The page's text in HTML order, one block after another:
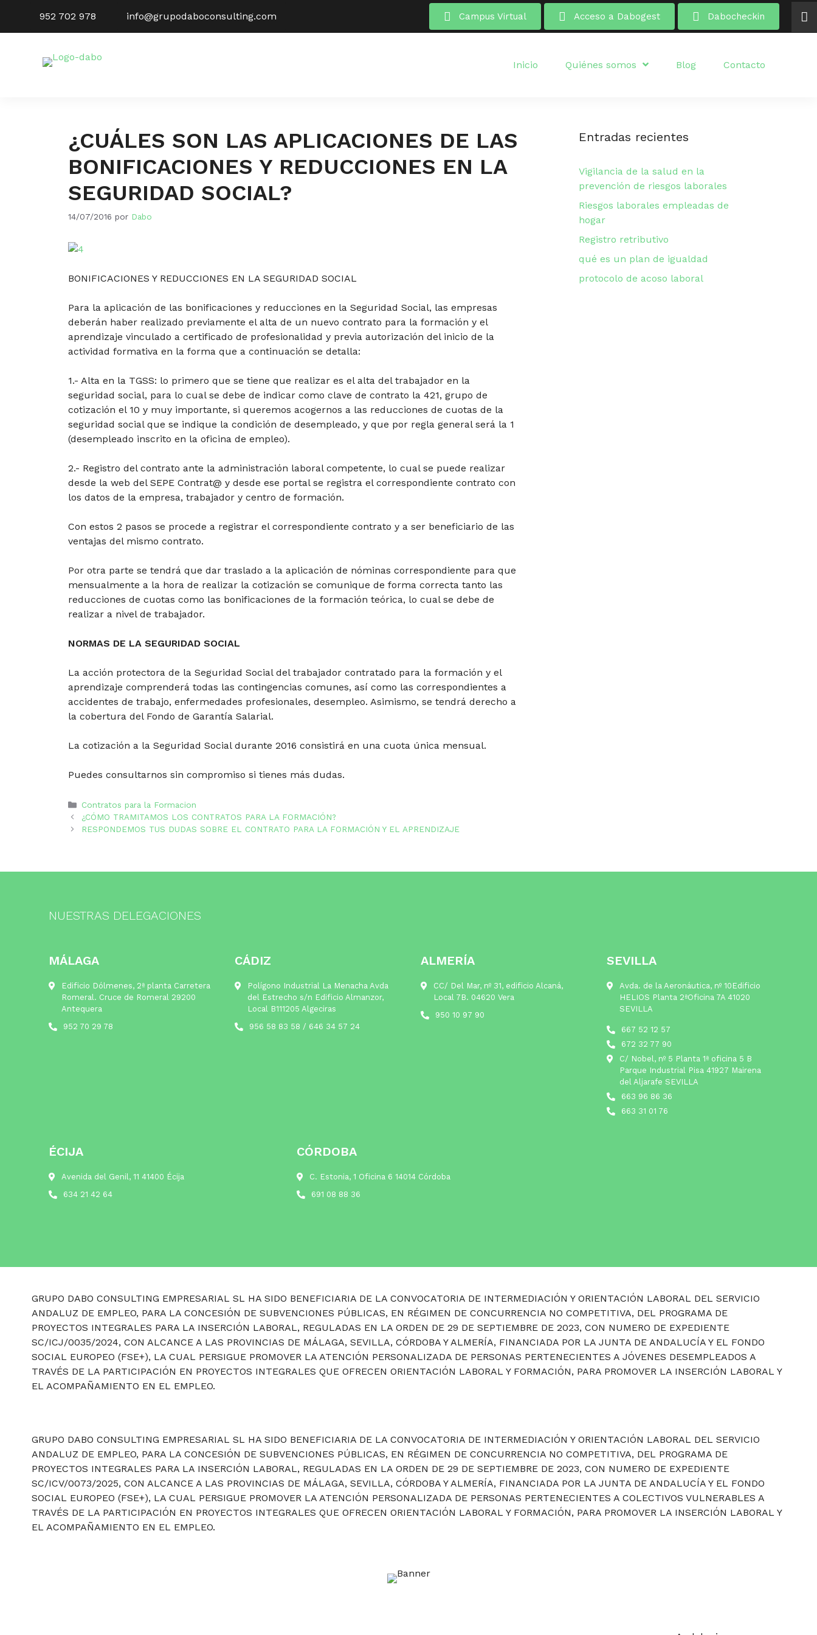
contenido
952 702 978 info@grupodaboconsulting.com Campus Virtual Acceso a Dabogest Dabocheckin
Inicio Quiénes somos Blog Contacto
¿CUÁLES SON LAS APLICACIONES DE LAS
BONIFICACIONES Y REDUCCIONES EN LA
SEGURIDAD SOCIAL?
14/07/2016 por Dabo
BONIFICACIONES Y REDUCCIONES EN LA SEGURIDAD SOCIAL
Para la aplicación de las bonificaciones y reducciones en la Seguridad Social, las empresas
deberán haber realizado previamente el alta de un nuevo contrato para la formación y el
aprendizaje vinculado a certificado de profesionalidad y previa autorización del inicio de la
actividad formativa en la forma que a continuación se detalla:
1.- Alta en la TGSS: lo primero que se tiene que realizar es el alta del trabajador en la
seguridad social, para lo cual se debe de indicar como clave de contrato la 421, grupo de
cotización el 10 y muy importante, si queremos acogernos a las reducciones de cuotas de la
seguridad social que se indique la condición de desempleado, y que por regla general será la 1
(desempleado inscrito en la oficina de empleo).
2.- Registro del contrato ante la administración laboral competente, lo cual se puede realizar
desde la web del SEPE Contrat@ y desde ese portal se registra el correspondiente contrato con
los datos de la empresa, trabajador y centro de formación.
Con estos 2 pasos se procede a registrar el correspondiente contrato y a ser beneficiario de las
ventajas del mismo contrato.
Por otra parte se tendrá que dar traslado a la aplicación de nóminas correspondiente para que
mensualmente a la hora de realizar la cotización se comunique de forma correcta tanto las
reducciones de cuotas como las bonificaciones de la formación teórica, lo cual se debe de
realizar a nivel de trabajador.
NORMAS DE LA SEGURIDAD SOCIAL
La acción protectora de la Seguridad Social del trabajador contratado para la formación y el
aprendizaje comprenderá todas las contingencias comunes, así como las correspondientes a
accidentes de trabajo, enfermedades profesionales, desempleo. Asimismo, se tendrá derecho a
la cobertura del Fondo de Garantía Salarial.
La cotización a la Seguridad Social durante 2016 consistirá en una cuota única mensual.
Puedes consultarnos sin compromiso si tienes más dudas.
Categorías
Contratos para la Formacion
¿CÓMO TRAMITAMOS LOS CONTRATOS PARA LA FORMACIÓN?
RESPONDEMOS TUS DUDAS SOBRE EL CONTRATO PARA LA FORMACIÓN Y EL APRENDIZAJE
Entradas recientes
Vigilancia de la salud en la
prevención de riesgos laborales
Riesgos laborales empleadas de
hogar
Registro retributivo
qué es un plan de igualdad
protocolo de acoso laboral
NUESTRAS DELEGACIONES
MÁLAGA
Edificio Dólmenes, 2ª planta Carretera
Romeral. Cruce de Romeral 29200
Antequera
952 70 29 78
CÁDIZ
Polígono Industrial La Menacha Avda
del Estrecho s/n Edificio Almanzor,
Local B111205 Algeciras
956 58 83 58 / 646 34 57 24
ALMERÍA
CC/ Del Mar, nº 31, edificio Alcaná,
Local 7B. 04620 Vera
950 10 97 90
SEVILLA
Avda. de la Aeronáutica, nº 10Edificio
HELIOS Planta 2ªOficina 7A 41020
SEVILLA
667 52 12 57
672 32 77 90
C/ Nobel, nº 5 Planta 1ª oficina 5 B
Parque Industrial Pisa 41927 Mairena
del Aljarafe SEVILLA
663 96 86 36
663 31 01 76
ÉCIJA
Avenida del Genil, 11 41400 Écija
634 21 42 64
CÓRDOBA
C. Estonia, 1 Oficina 6 14014 Córdoba
691 08 88 36
GRUPO DABO CONSULTING EMPRESARIAL SL HA SIDO BENEFICIARIA DE LA CONVOCATORIA DE INTERMEDIACIÓN Y ORIENTACIÓN LABORAL DEL SERVICIO
ANDALUZ DE EMPLEO, PARA LA CONCESIÓN DE SUBVENCIONES PÚBLICAS, EN RÉGIMEN DE CONCURRENCIA NO COMPETITIVA, DEL PROGRAMA DE
PROYECTOS INTEGRALES PARA LA INSERCIÓN LABORAL, REGULADAS EN LA ORDEN DE 29 DE SEPTIEMBRE DE 2023, CON NUMERO DE EXPEDIENTE
SC/ICJ/0035/2024, CON ALCANCE A LAS PROVINCIAS DE MÁLAGA, SEVILLA, CÓRDOBA Y ALMERÍA, FINANCIADA POR LA JUNTA DE ANDALUCÍA Y EL FONDO
SOCIAL EUROPEO (FSE+), LA CUAL PERSIGUE PROMOVER LA ATENCIÓN PERSONALIZADA DE PERSONAS PERTENECIENTES A JÓVENES DESEMPLEADOS A
TRAVÉS DE LA PARTICIPACIÓN EN PROYECTOS INTEGRALES QUE OFRECEN ORIENTACIÓN LABORAL Y FORMACIÓN, PARA PROMOVER LA INSERCIÓN LABORAL Y
EL ACOMPAÑAMIENTO EN EL EMPLEO.
GRUPO DABO CONSULTING EMPRESARIAL SL HA SIDO BENEFICIARIA DE LA CONVOCATORIA DE INTERMEDIACIÓN Y ORIENTACIÓN LABORAL DEL SERVICIO
ANDALUZ DE EMPLEO, PARA LA CONCESIÓN DE SUBVENCIONES PÚBLICAS, EN RÉGIMEN DE CONCURRENCIA NO COMPETITIVA, DEL PROGRAMA DE
PROYECTOS INTEGRALES PARA LA INSERCIÓN LABORAL, REGULADAS EN LA ORDEN DE 29 DE SEPTIEMBRE DE 2023, CON NUMERO DE EXPEDIENTE
SC/ICV/0073/2025, CON ALCANCE A LAS PROVINCIAS DE MÁLAGA, SEVILLA, CÓRDOBA Y ALMERÍA, FINANCIADA POR LA JUNTA DE ANDALUCÍA Y EL FONDO
SOCIAL EUROPEO (FSE+), LA CUAL PERSIGUE PROMOVER LA ATENCIÓN PERSONALIZADA DE PERSONAS PERTENECIENTES A COLECTIVOS VULNERABLES A
TRAVÉS DE LA PARTICIPACIÓN EN PROYECTOS INTEGRALES QUE OFRECEN ORIENTACIÓN LABORAL Y FORMACIÓN, PARA PROMOVER LA INSERCIÓN LABORAL Y
EL ACOMPAÑAMIENTO EN EL EMPLEO.